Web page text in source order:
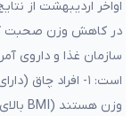
در کاهش وزن صحبت
سازمان غذا و داروی
وزن هستند (BMI بالای ۲۷) و یکی از […]